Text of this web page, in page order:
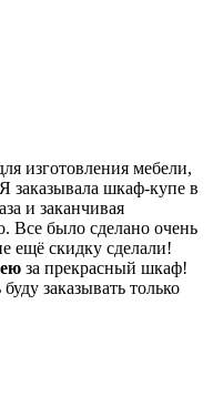
изготовления мебели,
заказывала шкаф-купе в
и заканчивая
Все было сделано очень
ещё скидку сделали!
за прекрасный шкаф!
заказывать только